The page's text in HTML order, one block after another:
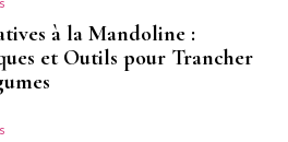
à la Mandoline :
et Outils pour Trancher